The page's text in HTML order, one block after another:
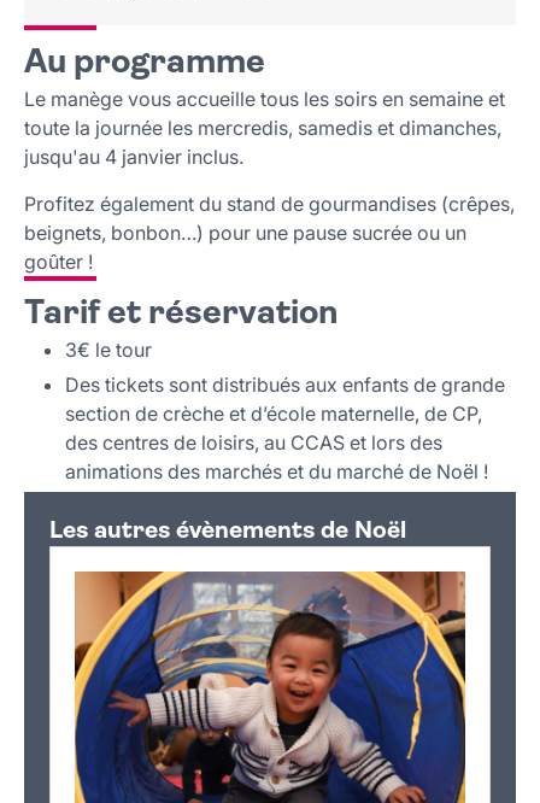
Au programme
Le manège vous accueille tous les soirs en semaine et
toute la journée les mercredis, samedis et dimanches,
jusqu'au 4 janvier inclus.
Profitez également du stand de gourmandises (crêpes,
beignets, bonbon…) pour une pause sucrée ou un
goûter !
Tarif et réservation
3€ le tour
Des tickets sont distribués aux enfants de grande
section de crèche et d’école maternelle, de CP,
des centres de loisirs, au CCAS et lors des
animations des marchés et du marché de Noël !
Les autres évènements de Noël